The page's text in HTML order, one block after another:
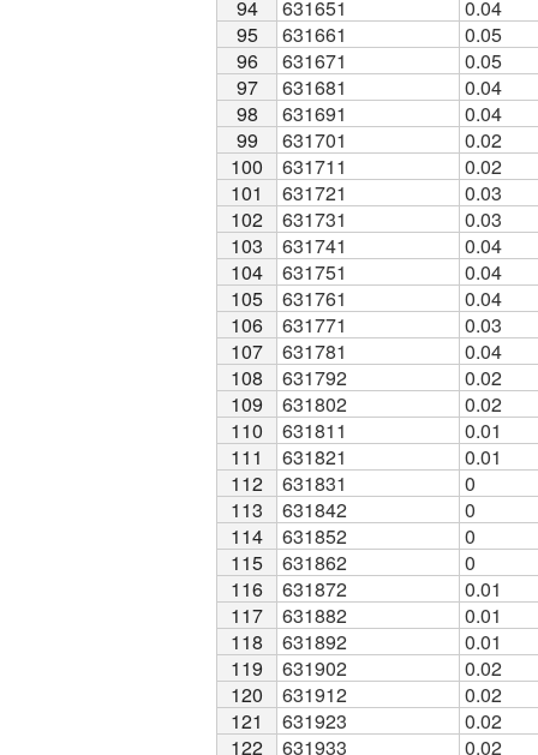
94
631651
0.04
95
631661
0.05
96
631671
0.05
97
631681
0.04
98
631691
0.04
99
631701
0.02
100
631711
0.02
101
631721
0.03
102
631731
0.03
103
631741
0.04
104
631751
0.04
105
631761
0.04
106
631771
0.03
107
631781
0.04
108
631792
0.02
109
631802
0.02
110
631811
0.01
111
631821
0.01
112
631831
0
113
631842
0
114
631852
0
115
631862
0
116
631872
0.01
117
631882
0.01
118
631892
0.01
119
631902
0.02
120
631912
0.02
121
631923
0.02
122
631933
0.02
94
95
96
97
98
99
100
101
102
103
104
105
106
107
108
109
110
111
112
113
114
115
116
117
118
119
120
121
122